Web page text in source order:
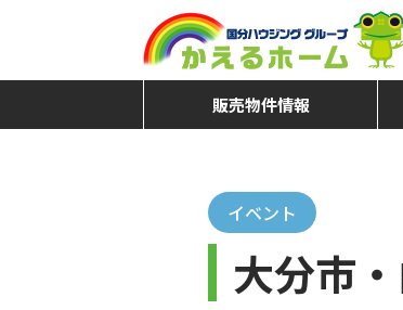
販売物件情報
イベント
大分市